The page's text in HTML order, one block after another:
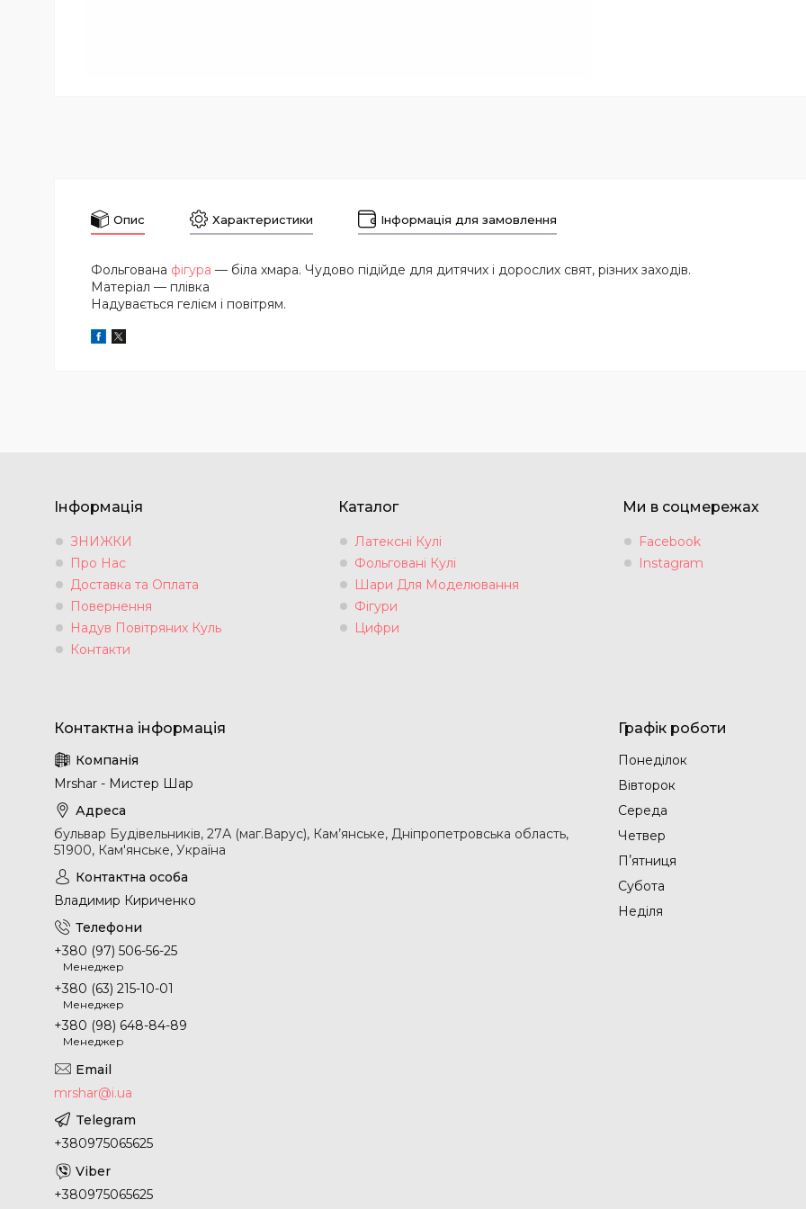
Опис Характеристики Інформація для замовлення
Фольгована фігура — біла хмара. Чудово підійде для дитячих і дорослих свят, різних заходів.
Матеріал — плівка
Надувається гелієм і повітрям.
Інформація
ЗНИЖКИ
Про Нас
Доставка та Оплата
Повернення
Надув Повітряних Куль
Контакти
Каталог
Латексні Кулі
Фольговані Кулі
Шари Для Моделювання
Фігури
Цифри
Ми в соцмережах
Facebook
Instagram
Mrshar - Мистер Шар
бульвар Будівельників, 27А (маг.Варус), Кам’янське, Дніпропетровська область,
51900, Кам'янське, Україна
Владимир Кириченко
+380 (97) 506-56-25
Менеджер
+380 (63) 215-10-01
Менеджер
+380 (98) 648-84-89
Менеджер
mrshar@i.ua
+380975065625
+380975065625
Графік роботи
Понеділок
Вівторок
Середа
Четвер
Пʼятниця
Субота
Неділя